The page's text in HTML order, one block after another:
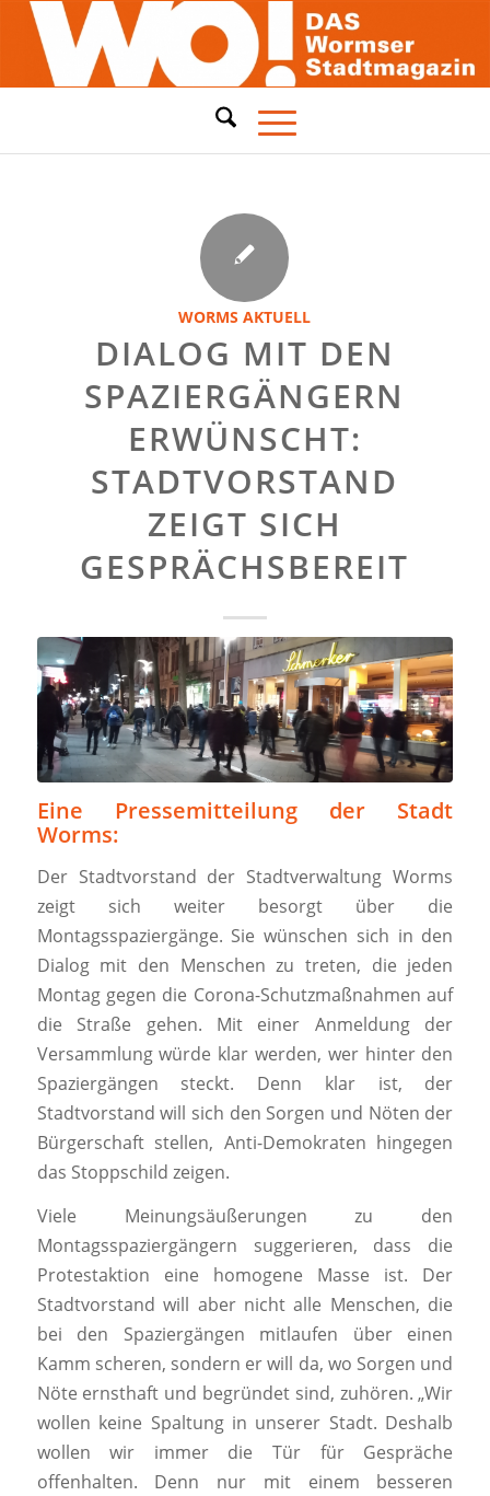
WORMS AKTUELL
DIALOG MIT DEN
SPAZIERGÄNGERN
ERWÜNSCHT:
STADTVORSTAND
ZEIGT SICH
GESPRÄCHSBEREIT
Eine Pressemitteilung der Stadt
Worms:
Der Stadtvorstand der Stadtverwaltung Worms
zeigt sich weiter besorgt über die
Montagsspaziergänge. Sie wünschen sich in den
Dialog mit den Menschen zu treten, die jeden
Montag gegen die Corona-Schutzmaßnahmen auf
die Straße gehen. Mit einer Anmeldung der
Versammlung würde klar werden, wer hinter den
Spaziergängen steckt. Denn klar ist, der
Stadtvorstand will sich den Sorgen und Nöten der
Bürgerschaft stellen, Anti-Demokraten hingegen
das Stoppschild zeigen.
Viele Meinungsäußerungen zu den
Montagsspaziergängern suggerieren, dass die
Protestaktion eine homogene Masse ist. Der
Stadtvorstand will aber nicht alle Menschen, die
bei den Spaziergängen mitlaufen über einen
Kamm scheren, sondern er will da, wo Sorgen und
Nöte ernsthaft und begründet sind, zuhören. „Wir
wollen keine Spaltung in unserer Stadt. Deshalb
wollen wir immer die Tür für Gespräche
offenhalten. Denn nur mit einem besseren